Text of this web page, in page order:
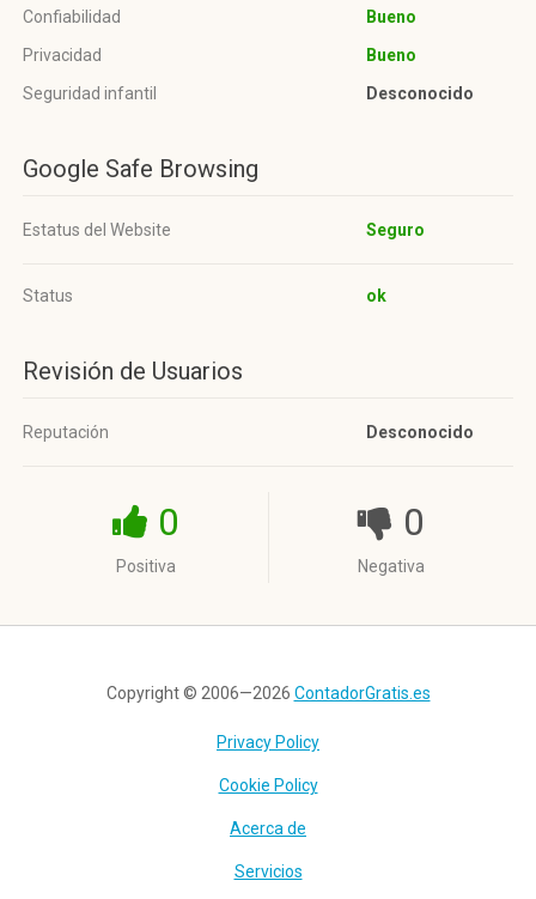
Confiabilidad
Bueno
Privacidad
Bueno
Seguridad infantil
Desconocido
Google Safe Browsing
Estatus del Website Seguro
Status ok
Revisión de Usuarios
Reputación Desconocido
0
Positiva
0
Negativa
Copyright © 2006—2026 ContadorGratis.es
Privacy Policy
Cookie Policy
Acerca de
Servicios